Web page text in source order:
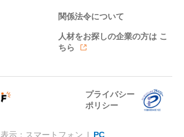
関係法令について
人材をお探しの企業の方は こ
ちら
プライバシー
ポリシー
表示：スマートフォン | PC